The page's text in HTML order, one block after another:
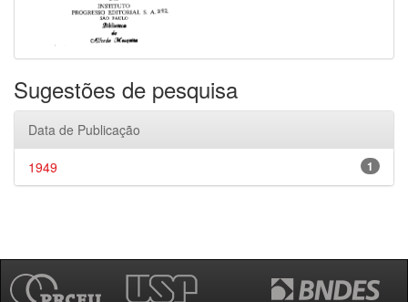
Sugestões de pesquisa
Data de Publicação
1
1949